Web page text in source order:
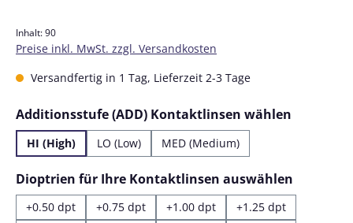
Inhalt:90
Preise inkl. MwSt. zzgl. Versandkosten
Versandfertig in 1 Tag, Lieferzeit 2-3 Tage
Additionsstufe (ADD) Kontaktlinsen wählen
HI (High) LO (Low) MED (Medium)
Dioptrien für Ihre Kontaktlinsen auswählen
+0.50 dpt +0.75 dpt +1.00 dpt
+1.25 dpt